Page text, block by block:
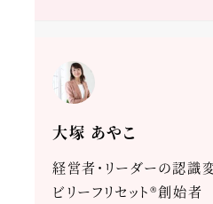
大塚 あやこ
経営者・リーダーの認識
ビリーフリセット®創始者